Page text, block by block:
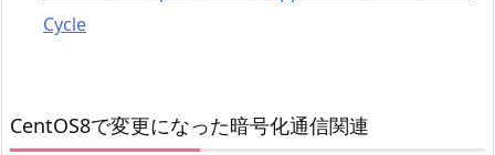
Cycle
CentOS8で変更になった暗号化通信関連